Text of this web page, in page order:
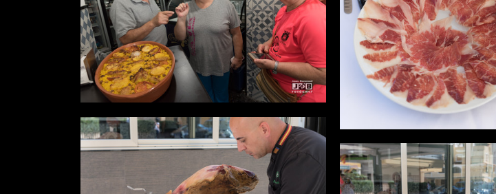
Desde 0,00 €
Desde 0,00 €